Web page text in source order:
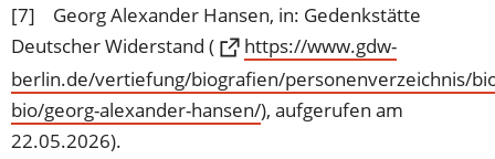
[7] Georg Alexander Hansen, in: Gedenkstätte
Deutscher Widerstand (
https://www.gdw-
berlin.de/vertiefung/biografien/personenverzeichnis/
bio/georg-alexander-hansen/
(Öffnet
in
), aufgerufen am
22.05.2026).